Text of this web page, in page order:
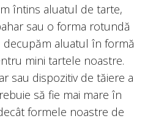
întins aluatul de tarte,
sau o forma rotundă
decupăm aluatul în formă
mini tartele noastre.
sau dispozitiv de tăiere a
să fie mai mare în
formele noastre de